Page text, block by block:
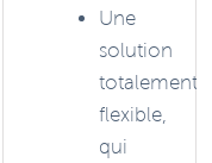
Une
solution
totalement
flexible,
qui